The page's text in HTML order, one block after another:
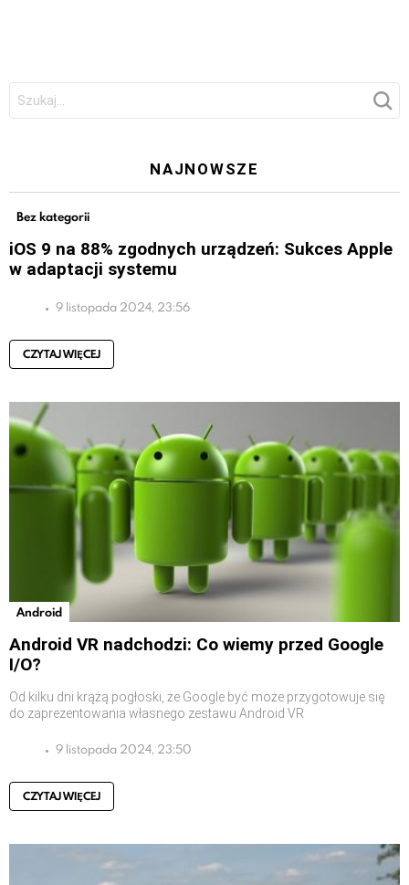
Szukaj:
NAJNOWSZE
Bez kategorii
iOS 9 na 88% zgodnych urządzeń: Sukces Apple
w adaptacji systemu
9 listopada 2024, 23:56
CZYTAJ WIĘCEJ
Android
Android VR nadchodzi: Co wiemy przed Google
I/O?
Od kilku dni krążą pogłoski, że Google być może przygotowuje się
do zaprezentowania własnego zestawu Android VR
9 listopada 2024, 23:50
CZYTAJ WIĘCEJ